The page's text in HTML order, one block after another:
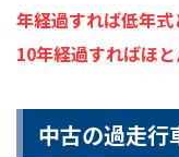
年経過すれば低年式
10年経過すればほと
中古の過走行